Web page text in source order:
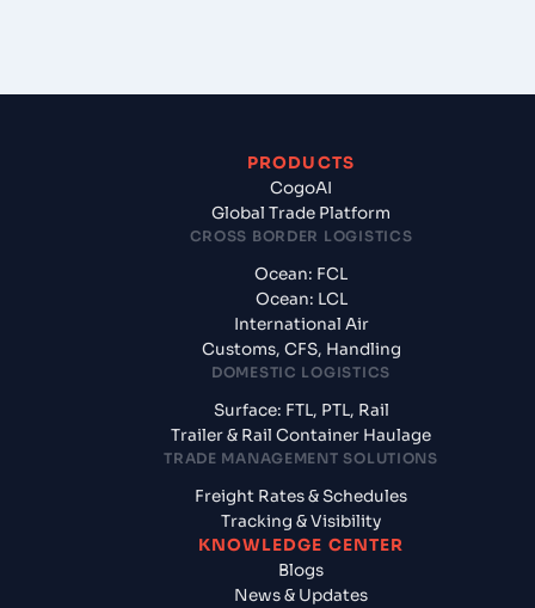
PRODUCTS
CogoAI
Global Trade Platform
CROSS BORDER LOGISTICS
Ocean: FCL
Ocean: LCL
International Air
Customs, CFS, Handling
DOMESTIC LOGISTICS
Surface: FTL, PTL, Rail
Trailer & Rail Container Haulage
TRADE MANAGEMENT SOLUTIONS
Freight Rates & Schedules
Tracking & Visibility
KNOWLEDGE CENTER
Blogs
News & Updates